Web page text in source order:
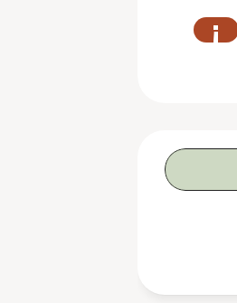
¡